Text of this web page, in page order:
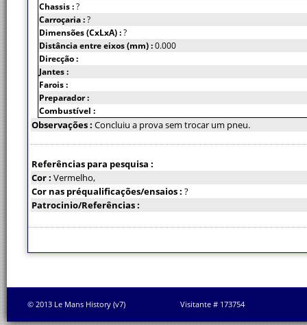
Chassis :?
Carroçaria :?
Dimensões (CxLxA) :?
Distância entre eixos (mm) :0.000
Direcção :
Jantes :
Farois :
Preparador :
Combustível :
Observações : Concluiu a prova sem trocar um pneu.
Referências para pesquisa :
Cor : Vermelho,
Cor nas préqualificações/ensaios : ?
Patrocinio/Referências :
© 2013 Le Mans History (v7) Visitante # 173754